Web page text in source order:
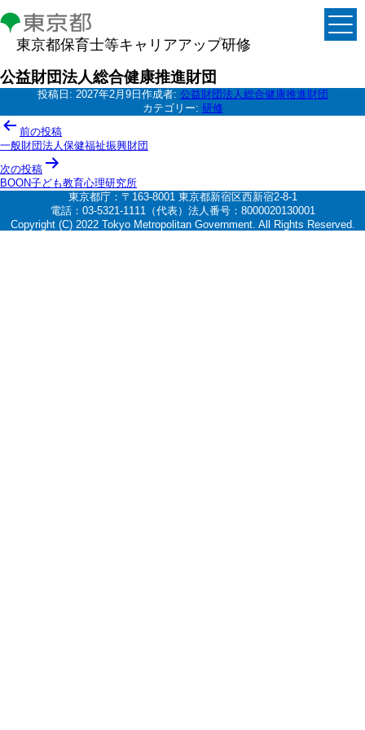
東京都保育士等キャリアアップ研修
公益財団法人総合健康推進財団
投稿日: 2027年2月9日 作成者: 公益財団法人総合健康推進財団
カテゴリー: 研修
投
稿
ナ
ビ
ー
前の投稿
一般財団法人保健福祉振興財団
次の投稿
BOON子ども教育心理研究所
東京都庁：〒163-8001 東京都新宿区西新宿2-8-1
電話：03-5321-1111（代表）法人番号：8000020130001
Copyright (C) 2022 Tokyo Metropolitan Government. All Rights Reserved.